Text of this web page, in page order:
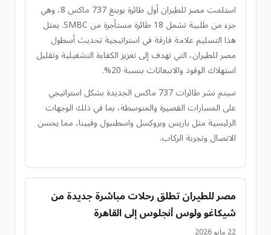
استلمت مصر للطيران أول طائرة بوينغ 737 ماكس 8، وهي
جزء من طلبية تشمل 18 طائرة مستأجرة من SMBC. يمثل
هذا التسليم علامة فارقة في استراتيجية تحديث أسطول
مصر للطيران، التي تهدف إلى تعزيز الكفاءة التشغيلية وتقليل
استهلاك الوقود والانبعاثات بنسبة 20%.
سيتم نشر طائرات 737 ماكس الجديدة بشكل استراتيجي
على المسارات القصيرة والمتوسطة، بما في ذلك الوجهات
الرئيسية مثل باريس وبروكسل واسطنبول وفيينا، مما يحسن
الاتصال وتجربة الركاب.
مصر للطيران تطلق رحلات مباشرة جديدة من
شيكاغو ولوس أنجلوس إلى القاهرة